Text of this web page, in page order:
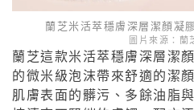
蘭芝米活萃穩膚深層潔顏
圖片來源：蘭
蘭芝這款米活萃穩膚深層潔
的微米級泡沫帶來舒適的潔
肌膚表面的髒污、多餘油脂